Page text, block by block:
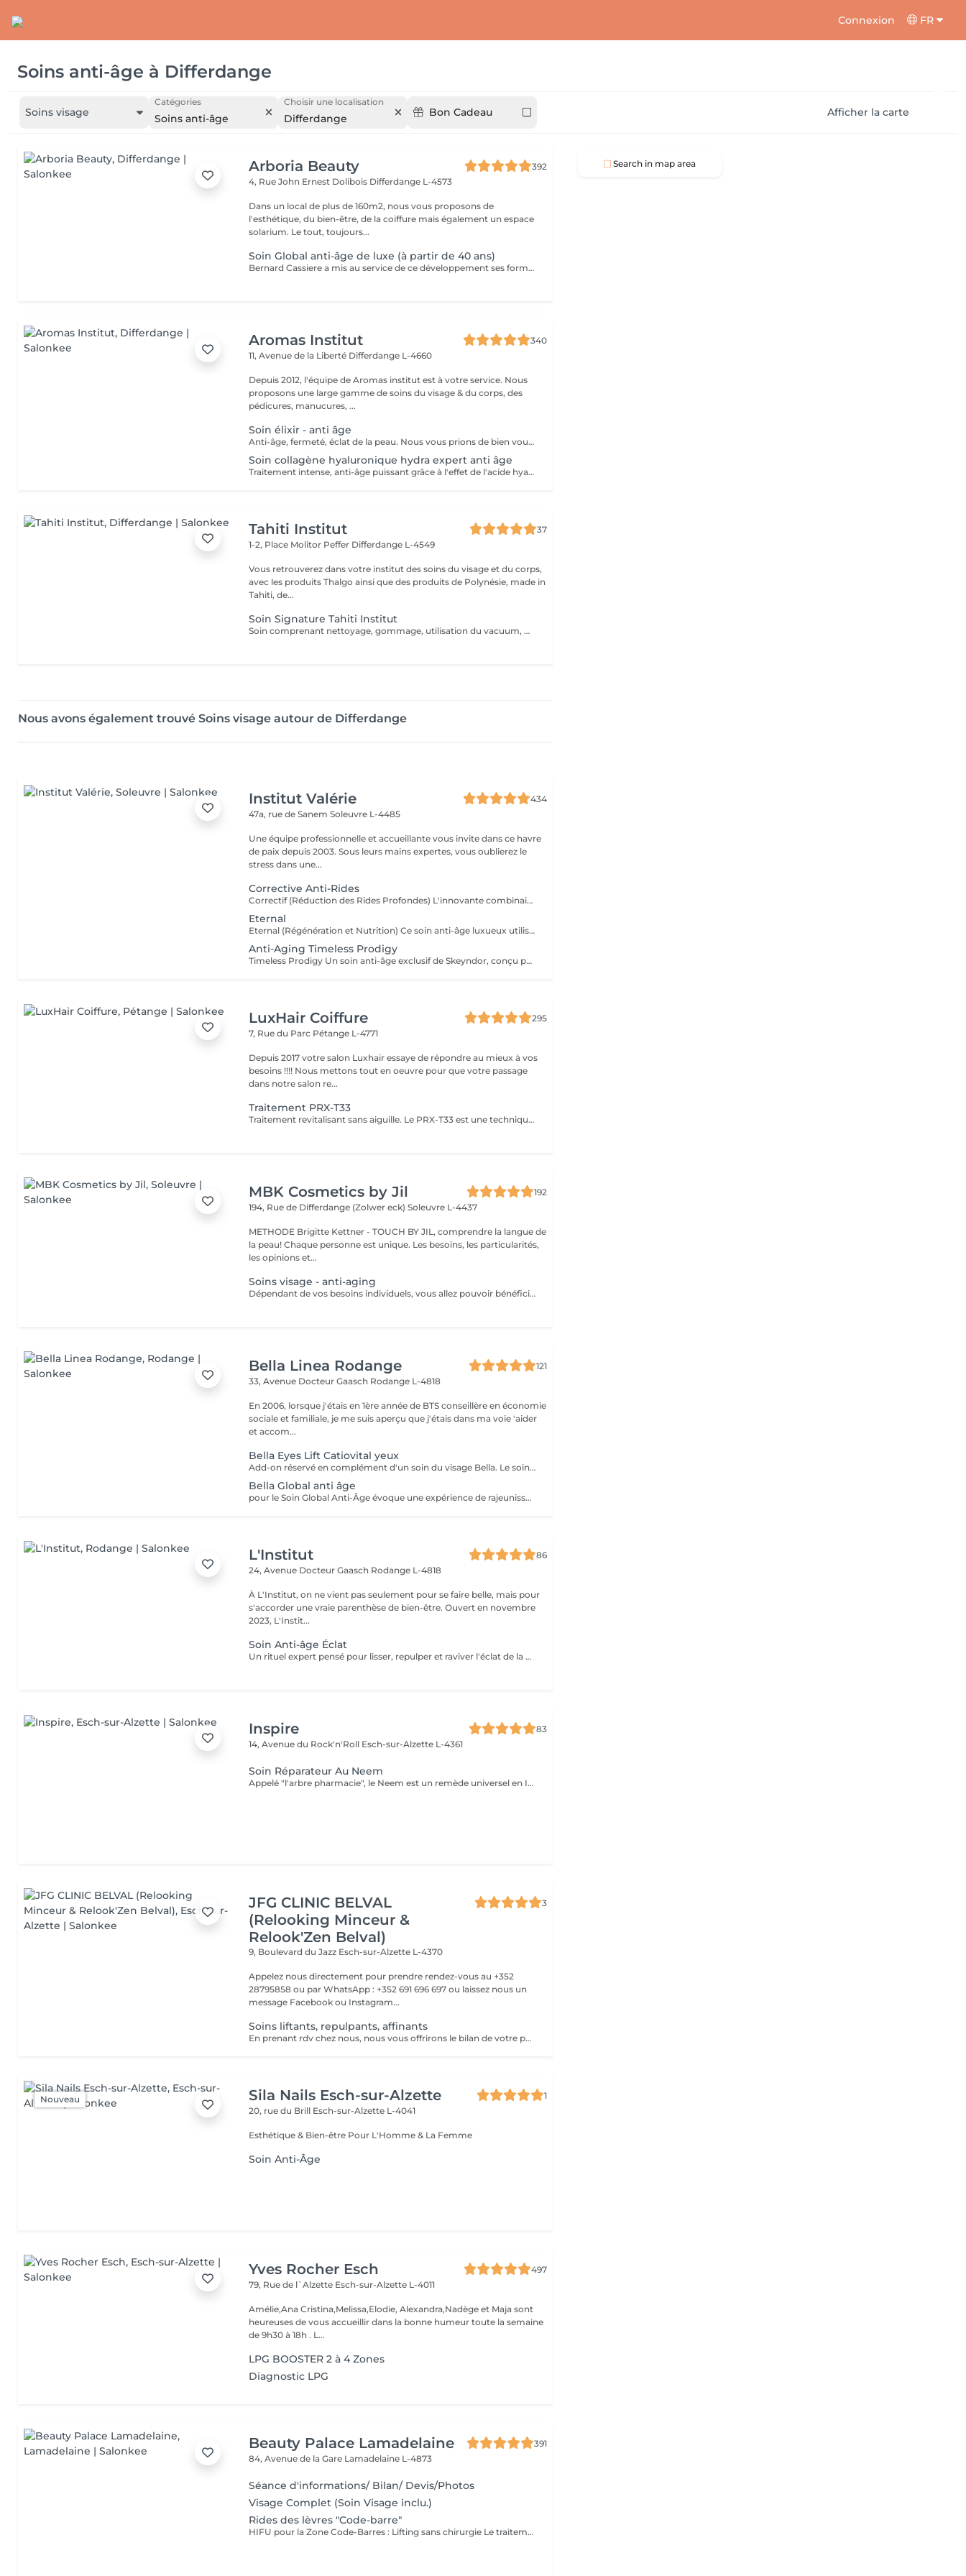
Connexion FR
Soins anti-âge à Differdange
Soins visage
Catégories
Soins anti-âge
Choisir une localisation
Differdange Bon Cadeau Afficher la carte
Arboria Beauty
392
4, Rue John Ernest Dolibois Differdange L-4573
Dans un local de plus de 160m2, nous vous proposons de
l'esthétique, du bien-être, de la coiffure mais également un espace
solarium. Le tout, toujours...
Soin Global anti-âge de luxe (à partir de 40 ans)
Bernard Cassiere a mis au service de ce développement ses formulateurs les plus expérimentés, sélectionnant avec le plus grand soin les ingrédients les plus précieux et les plus efficaces... Élaboré avec soin comme un bijou pour améliorer la qualité et l'éclat de votre teint. Action: Dynamiser le renouvellement cellulaire. Rétablir l'élasticité et resynchroniser le processus de mélanisation. Nourrir pour redensifier les tissus.
Aromas Institut
340
11, Avenue de la Liberté Differdange L-4660
Depuis 2012, l'équipe de Aromas institut est à votre service. Nous
proposons une large gamme de soins du visage & du corps, des
pédicures, manucures, ...
Soin élixir - anti âge
Anti-âge, fermeté, éclat de la peau. Nous vous prions de bien vouloir respecter votre rendez-vous. En prenant rendez-vous, vous occupez une place, dont une autre personne aurait éventuellement besoin. Tout rendez-vous non annulé 24h en avance, est susceptible d'être facturé. (Si vous ne pouvez pas vous présenter à votre RDV, proposez-le éventuellement à un proche ou à un ami) Toute l'équipe de Aromas Institut vous remercie pour votre respect et votre compréhension.
Soin collagène hyaluronique hydra expert anti âge
Traitement intense, anti-âge puissant grâce à l'effet de l'acide hyaluronique. Repulpe les ridules, apporte de l'éclat au teint, la peau parait plus lisse. Nous vous prions de bien vouloir respecter votre rendez-vous. En prenant rendez-vous, vous occupez une place, dont une autre personne aurait éventuellement besoin. Tout rendez-vous non annulé 24h en avance, est susceptible d'être facturé. (Si vous ne pouvez pas vous présenter à votre RDV, proposez-le éventuellement à un proche ou à un ami) Toute l'équipe de Aromas Institut vous remercie pour votre respect et votre compréhension.
Tahiti Institut
37
1-2, Place Molitor Peffer Differdange L-4549
Vous retrouverez dans votre institut des soins du visage et du corps,
avec les produits Thalgo ainsi que des produits de Polynésie, made in
Tahiti, de...
Soin Signature Tahiti Institut
Soin comprenant nettoyage, gommage, utilisation du vacuum, modelage à l'huile de coco, masque spécifique anti-âge, fils de soie de collagène et sérum aux feuilles d'or, luminothérapie esthétique.
Nous avons également trouvé Soins visage autour de Differdange
Institut Valérie
434
47a, rue de SanemSoleuvre L-4485
Une équipe professionnelle et accueillante vous invite dans ce havre
de paix depuis 2003. Sous leurs mains expertes, vous oublierez le
stress dans une...
Corrective Anti-Rides
Correctif (Réduction des Rides Profondes) L'innovante combinaison de 3 mécanismes d'actions dans un même soin (peeling biologique, combleur, décontractant) est en mesure de produire un effet lissant sur les rides les plus profondes et sur les rides d'expressions. Ce soin est une alternative aux traitements chirurgicaux tels que botox ou filler. Résultat : Une peau plus lisse et un teint unifié avec des rides atténuées.
Eternal
Eternal (Régénération et Nutrition) Ce soin anti-âge luxueux utilise des cellules souches végétales pour régénérer la peau et lui apporter une nutrition en profondeur. Il restaure le volume et la vitalité des couches cutanées. Résultat : Une peau plus ferme, redensifiée et pleine de vitalité.
Anti-Aging Timeless Prodigy
Timeless Prodigy Un soin anti-âge exclusif de Skeyndor, conçu pour les peaux les plus exigeantes. Ce traitement de luxe combine plus de 50 ingrédients actifs, dont de la truffe blanche, du champagne et pour régénérer, raffermir et rajeunir la peau de manière intense.Une nouvelle dimension de traitement cosmétique basée sur la technologie multigénétique qui réveille la jeunesse des gènes cutanés, en agissant sur le vieillissement des cellules. Résultat : Une peau plus lisse, éclatante et visiblement plus jeune, avec une texture raffinée et une hydratation maximale. Ce soin comporte un travail manuel et avec l'appareil MEGAN de Skeyndor Pour la première fois, Tri Synergy Tech associe tout le potentiel de éléments Hi-Freq, Dermaboost et Deep RGB à un appareil multi-traitement unique qui crée une synergie parfaite aux effets spectaculaires.
LuxHair Coiffure
295
7, Rue du Parc Pétange L-4771
Depuis 2017 votre salon Luxhair essaye de répondre au mieux à vos
besoins !!!! Nous mettons tout en oeuvre pour que votre passage
dans notre salon re...
Traitement PRX-T33
Traitement revitalisant sans aiguille. Le PRX-T33 est une technique de rajeunissement très efficace et non invasive. Il procure une hydratation profonde et immédiate . Le PRX-T33 est un traitement innovant qui permet de retrouver une peau éclatante et revitalisée,sans les inconvénients d'autres techniques invasives.
MBK Cosmetics by Jil
192
194, Rue de Differdange (Zolwer eck)Soleuvre L-4437
METHODE Brigitte Kettner - TOUCH BY JIL, comprendre la langue de
la peau! Chaque personne est unique. Les besoins, les particularités,
les opinions et...
Soins visage - anti-aging
Dépendant de vos besoins individuels, vous allez pouvoir bénéficier de soins adaptés à votre type de peau. Le prix va ensuite varier dépendant du soin finalement prèsté : - Pre-aging : Commencez la lute anti-âge contre les rides et les ridules très tôt avec des isoflavones naturelles (à partir de 110 euros) - Anti-Aging : Traitement en profondeur contre les radicaux libres, la déshydratation et le relachement cutané (à partir de 130 euros) - Anti-Aging de luxe : Soin anti-âge raffermissant et remodelant pour les plus peaux très exigeantes (à partir de 150 euros)
Bella Linea Rodange
121
33, Avenue Docteur Gaasch Rodange L-4818
En 2006, lorsque j'étais en 1ère année de BTS conseillère en économie
sociale et familiale, je me suis aperçu que j'étais dans ma voie 'aider
et accom...
Bella Eyes Lift Catiovital yeux
Add-on réservé en complément d'un soin du visage Bella. Le soin Bella Eyes Lift est dédié à la jeunesse du regard. Il combine expertise manuelle et technologie Catiovital pour traiter en douceur la zone sensible du contour de l'il. Les bénéfices : Rides et ridules lissées (pattes d'oie, ride du lion) Cernes et poches atténués Peau du contour des yeux raffermie et hydratée Regard plus lumineux et reposé Un soin ciblé et efficace, réservé en complément d'un soin du visage Bella, idéal pour défatiguer et rajeunir instantanément le regard.
Bella Global anti âge
pour le Soin Global Anti-Âge évoque une expérience de rajeunissement complet. Ce traitement commence par l'application de produits hautement concentrés en ingrédients anti-âge, spécialement sélectionnés pour leurs propriétés revitalisantes. Des techniques avancées, telles que la stimulation cellulaire et la régénération cutanée, sont utilisées pour cibler les signes du vieillissement. Le Soin Global Anti-Âge offre une approche holistique, visant à hydrater, raffermir et restaurer la vitalité de la peau, procurant ainsi une sensation de jeunesse et de bien-être global.
L'Institut
86
24, Avenue Docteur Gaasch Rodange L-4818
À L'Institut, on ne vient pas seulement pour se faire belle, mais pour
s'accorder une vraie parenthèse de bien-être. Ouvert en novembre
2023, L'Instit...
Soin Anti-âge Éclat
Un rituel expert pensé pour lisser, repulper et raviver l'éclat de la peau. Le soin débute par un nettoyage doux au savon purifiant, suivi de vapeur pour préparer la peau et faciliter l'extraction des comédons si nécessaire. Un soin de jour repulpant et régénérant, délicatement parfumé aux feuilles de figuier fraîches, est appliqué lors d'un massage profond et relaxant. Le contour des yeux est travaillé avec précision pour lisser les traits et redonner luminosité au regard. Le soin s'achève par l'application d'un masque collagène anti-rides, offrant une peau visiblement plus ferme, lissée et éclatante. 60' min 89,90€
Inspire
83
14, Avenue du Rock'n'Roll Esch-sur-Alzette L-4361
Soin Réparateur Au Neem
Appelé "l'arbre pharmacie", le Neem est un remède universel en Inde. Profitez de ses bienfaits pour préserver la jeunesse de votre peau.
JFG CLINIC BELVAL
(Relooking Minceur &
Relook'Zen Belval)
3
9, Boulevard du Jazz Esch-sur-Alzette L-4370
Appelez nous directement pour prendre rendez-vous au +352
28795858 ou par WhatsApp : +352 691 696 697 ou laissez nous un
message Facebook ou Instagram...
Soins liftants, repulpants, affinants
En prenant rdv chez nous, nous vous offrirons le bilan de votre peau du visage par Intelligence Artificielle!! Appelez nous au 28795858 ou envoyez un message par facebook ou instagram JFG CLINIC BELVAL, ou par whatsapp au 691 696 697, à très bientôt!!
Nouveau Sila Nails Esch-sur-Alzette
1
20, rue du Brill Esch-sur-Alzette L-4041
Esthétique & Bien-être Pour L'Homme & La Femme
Soin Anti-Âge
Yves Rocher Esch
497
79, Rue de l`Alzette Esch-sur-Alzette L-4011
Amélie,Ana Cristina,Melissa,Elodie, Alexandra,Nadège et Maja sont
heureuses de vous accueillir dans la bonne humeur toute la semaine
de 9h30 à 18h . L...
LPG BOOSTER 2 à 4 Zones
Diagnostic LPG
Beauty Palace Lamadelaine
391
84, Avenue de la Gare Lamadelaine L-4873
Séance d'informations/ Bilan/ Devis/Photos
Visage Complet (Soin Visage inclu.)
Rides des lèvres "Code-barre"
HIFU pour la Zone Code-Barres : Lifting sans chirurgie Le traitement HIFU (Ultrasons Focalisés de Haute Intensité) est une solution non invasive qui agit en profondeur pour traiter les rides verticales au-dessus des lèvres, communément appelées code-barres. En ciblant les couches profondes de la peau, le HIFU stimule la production de collagène et de fibres élastiques, redonnant ainsi fermeté, tonicité et jeunesse à cette zone délicate. Quels sont les bienfaits ? Lissage des rides verticales autour de la bouche Effet raffermissant et lifting naturel Résultats visibles après une seule séance, avec un effet durable qui se renforce dans les mois qui suivent Traitement non invasif, sans injection ni chirurgie Pourquoi choisir le HIFU ? Le HIFU est une alternative idéale aux traitements chirurgicaux pour rajeunir et raffermir la peau du visage, en particulier la zone code-barres. Ce soin stimule naturellement la production de collagène, vous offrant ainsi un résultat naturel, sans période de récupération. Découvrez un sourire plus lisse et une peau redynamisée grâce à notre traitement HIFU !
Search in map area